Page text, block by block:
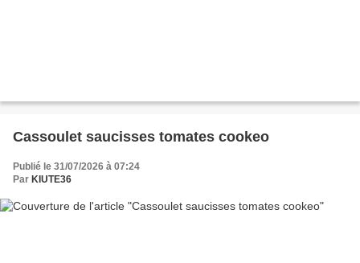
Cassoulet saucisses tomates cookeo
Publié le 31/07/2026 à 07:24
Par KIUTE36